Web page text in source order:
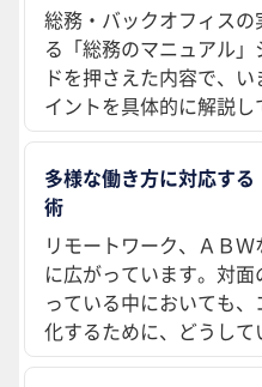
総務・バックオフィス
る「総務のマニュアル
ドを押さえた内容で、
イントを具体的に解説し
多様な働き方に対応す
術
リモートワーク、ＡＢ
に広がっています。対
っている中においても
化するために、どうして